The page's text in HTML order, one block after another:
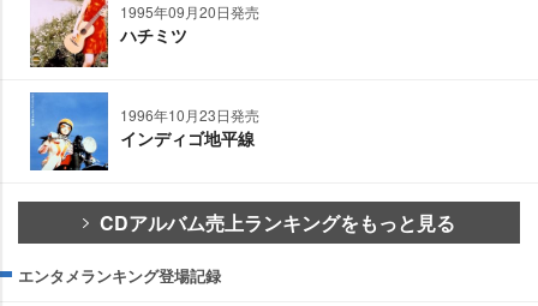
1995年09月20日発売
ハチミツ
1996年10月23日発売
インディゴ地平線
CDアルバム売上ランキングをもっと見る
エンタメランキング登場記録